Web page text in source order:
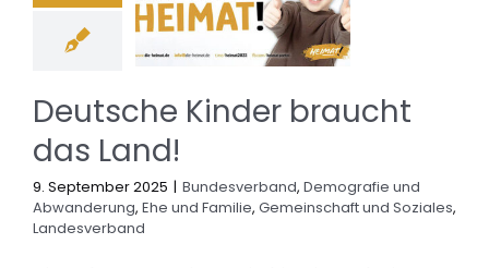
Deutsche Kinder braucht
das Land!
9. September 2025 | Bundesverband, Demografie und
Abwanderung, Ehe und Familie, Gemeinschaft und Soziales,
Landesverband